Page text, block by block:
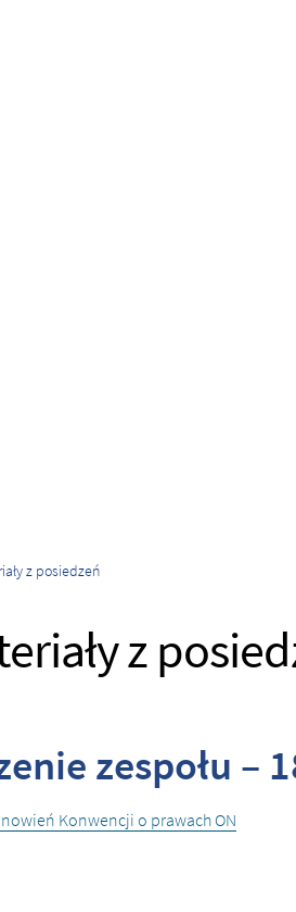
z posiedzeń
z
zespołu –
Konwencji o prawach ON